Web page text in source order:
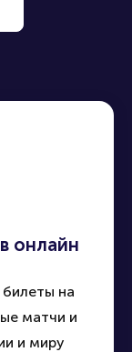
онлайн
на
матчи и
и миру